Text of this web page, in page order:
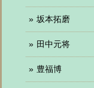
坂本拓磨
田中元将
豊福博